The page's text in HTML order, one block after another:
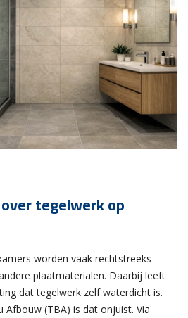
tegelwerk op
worden vaak rechtstreeks
plaatmaterialen. Daarbij leeft
dat tegelwerk zelf waterdicht is.
Afbouw (TBA) is dat onjuist. Via